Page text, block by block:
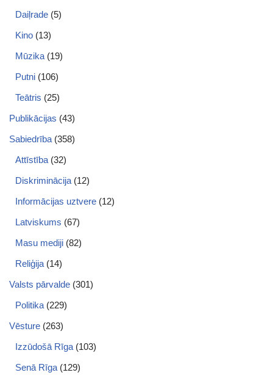
Daiļrade (5)
Kino (13)
Mūzika (19)
Putni (106)
Teātris (25)
Publikācijas (43)
Sabiedrība (358)
Attīstība (32)
Diskriminācija (12)
Informācijas uztvere (12)
Latviskums (67)
Masu mediji (82)
Reliģija (14)
Valsts pārvalde (301)
Politika (229)
Vēsture (263)
Izzūdošā Rīga (103)
Senā Rīga (129)